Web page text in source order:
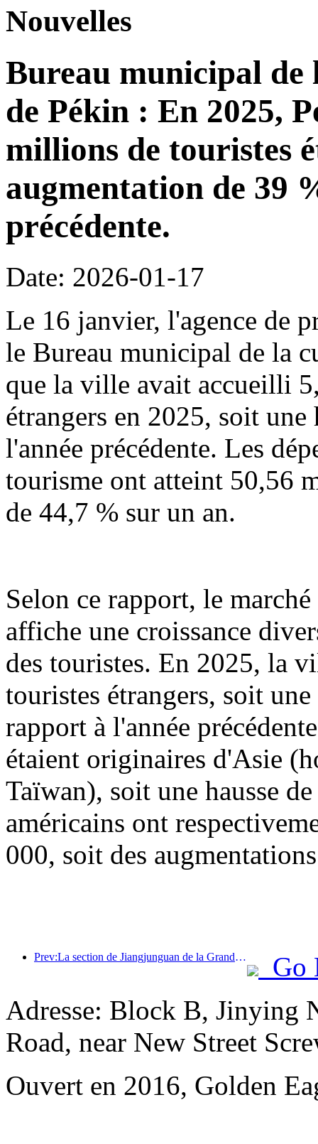
Nouvelles
Bureau municipal
de Pékin : En 2025,
millions de touristes
augmentation de 39
précédente.
Date: 2026-01-17
Le 16 janvier, l'agence de
le Bureau municipal de la
que la ville avait accueilli
étrangers en 2025, soit
l'année précédente. Les
tourisme ont atteint 50,56
de 44,7 % sur un an.
Selon ce rapport, le
affiche une croissance
des touristes. En 2025, la
touristes étrangers, soit
rapport à l'année
étaient originaires d'Asie
Taïwan), soit une hausse
américains ont
000, soit des
Prev:La section de Jiangjunguan de la Grande Muraille, située dans le district de Pinggu à Pékin, devrait ouvrir au public dès la fin de l'année 2026.
Go
Adresse: Block B, Jinying
Road, near New Street
Ouvert en 2016, Golden